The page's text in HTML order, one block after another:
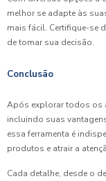
melhor se adapte às
mais fácil. Certifique-se
de tomar sua decisão.
Conclusão
Após explorar todos os
incluindo suas
essa ferramenta é
produtos e atrair a
Cada detalhe, desde o